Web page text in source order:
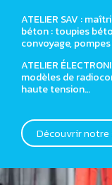
ATELIER SAV :
béton : toupies
convoyage,
ATELIER
modèles de
haute tension…
Découvrir notre